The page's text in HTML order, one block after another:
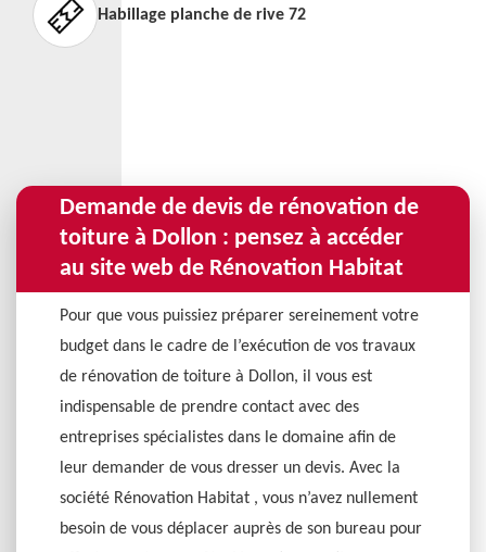
Habillage planche de rive 72
Demande de devis de rénovation de
toiture à Dollon : pensez à accéder
au site web de Rénovation Habitat
Pour que vous puissiez préparer sereinement votre
budget dans le cadre de l’exécution de vos travaux
de rénovation de toiture à Dollon, il vous est
indispensable de prendre contact avec des
entreprises spécialistes dans le domaine afin de
leur demander de vous dresser un devis. Avec la
société Rénovation Habitat , vous n’avez nullement
besoin de vous déplacer auprès de son bureau pour